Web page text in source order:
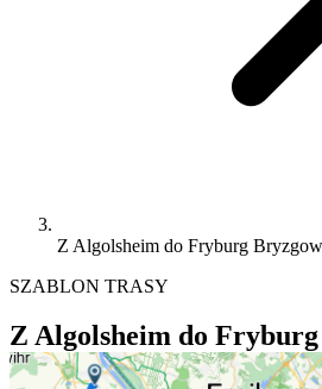
Z Algolsheim do Fryburg
SZABLON TRASY
Z Algolsheim do